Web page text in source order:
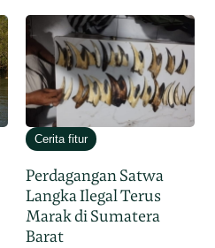
Cerita fitur
Perdagangan Satwa
Langka Ilegal Terus
Marak di Sumatera
Barat